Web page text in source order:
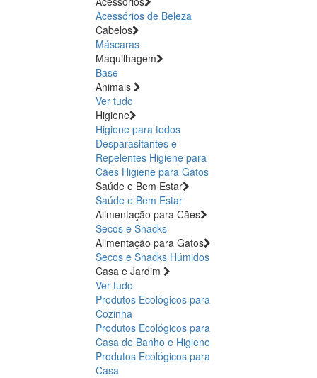
Acessórios de Beleza
Cabelos
Máscaras
Maquilhagem
Base
Animais
Ver tudo
Higiene
Higiene para todos
Desparasitantes e
Repelentes Higiene para
Cães Higiene para Gatos
Saúde e Bem Estar
Saúde e Bem Estar
Alimentação para Cães
Secos e Snacks
Alimentação para Gatos
Secos e Snacks Húmidos
Casa e Jardim
Ver tudo
Produtos Ecológicos para
Cozinha
Produtos Ecológicos para
Casa de Banho e Higiene
Produtos Ecológicos para
Casa